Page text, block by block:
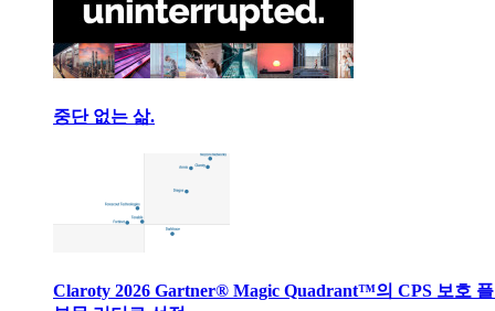
중단 없는 삶.
Claroty 2026 Gartner® Magic Quadrant™의 CPS 보호